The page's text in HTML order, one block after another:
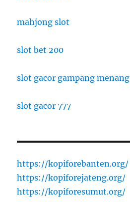
mahjong slot
slot bet 200
slot gacor gampang menang
slot gacor 777
https://kopiforebanten.org/
https://kopiforejateng.org/
https://kopiforesumut.org/